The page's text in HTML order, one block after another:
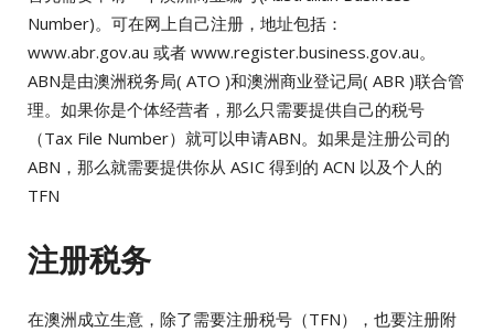
Number)。可在网上自己注册，地址包括：
www.abr.gov.au 或者 www.register.business.gov.au。
ABN是由澳洲税务局( ATO )和澳洲商业登记局( ABR )联合管
理。如果你是个体经营者，那么只需要提供自己的税号
（Tax File Number）就可以申请ABN。如果是注册公司的
ABN，那么就需要提供你从 ASIC 得到的 ACN 以及个人的
TFN
注册税务
在澳洲成立生意，除了需要注册税号（TFN），也要注册附